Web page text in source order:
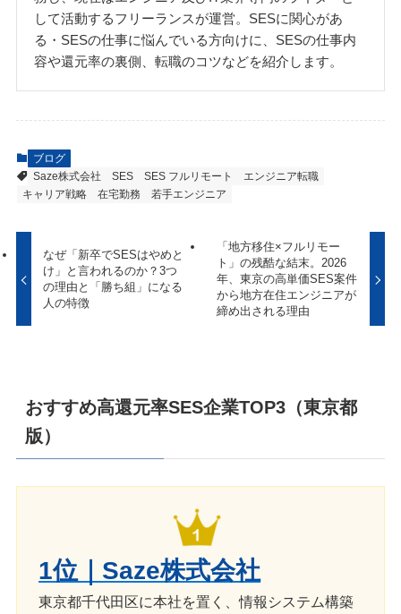
して活動するフリーランスが運営。SESに関心があ
る・SESの仕事に悩んでいる方向けに、SESの仕事内
容や還元率の裏側、転職のコツなどを紹介します。
ブログ
Saze株式会社
SES SES フルリモート
エンジニア転職
キャリア戦略
在宅勤務 若手エンジニア
なぜ「新卒でSESはやめと
け」と言われるのか？3つ
の理由と「勝ち組」になる
人の特徴
「地方移住×フルリモー
ト」の残酷な結末。2026
年、東京の高単価SES案件
から地方在住エンジニアが
締め出される理由
おすすめ高還元率SES企業TOP3（東京都
版）
1位｜Saze株式会社
東京都千代田区に本社を置く、情報システム構築